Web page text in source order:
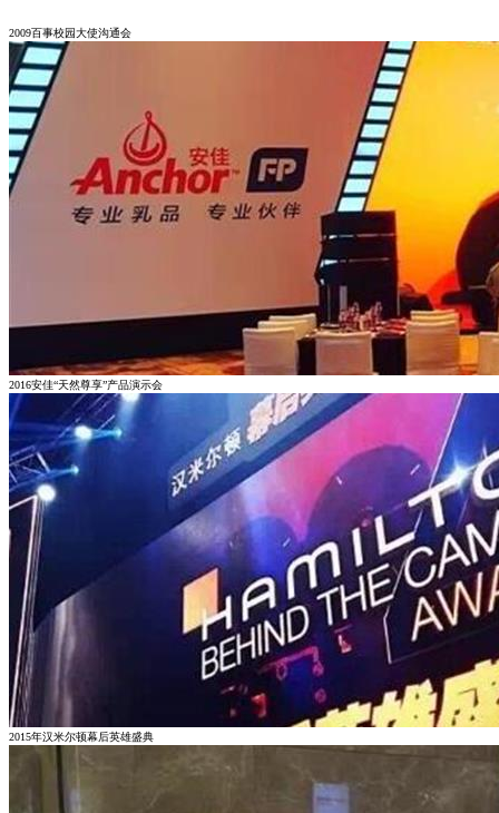
2009百事校园大使沟通会
2016安佳“天然尊享”产品演示会
2015年汉米尔顿幕后英雄盛典